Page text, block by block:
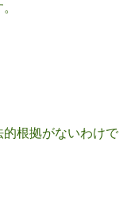
根拠がないわけで